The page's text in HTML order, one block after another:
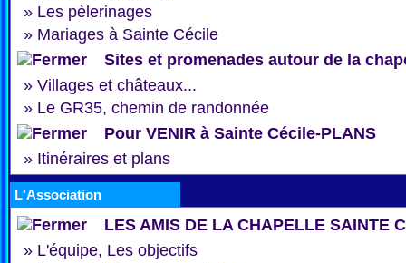
» Les pèlerinages
» Mariages à Sainte Cécile
Sites et promenades autour de la
» Villages et châteaux...
» Le GR35, chemin de randonnée
Pour VENIR à Sainte Cécile-PLANS
» Itinéraires et plans
L'Association
LES AMIS DE LA CHAPELLE SAINTE
» L'équipe, Les objectifs